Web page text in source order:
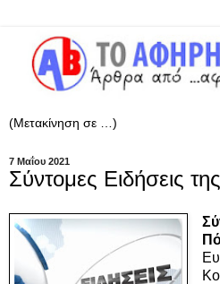
7 Μαΐου 2021
Σύντομες Ειδήσεις